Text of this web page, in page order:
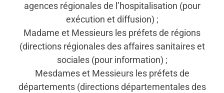
agences régionales de l’hospitalisation (pour
exécution et diffusion) ;
Madame et Messieurs les préfets de régions
(directions régionales des affaires sanitaires et
sociales (pour information) ;
Mesdames et Messieurs les préfets de
départements (directions départementales des